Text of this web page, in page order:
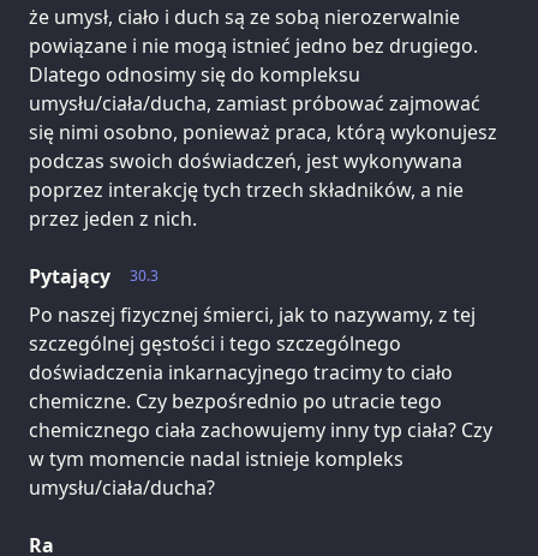
że umysł, ciało i duch są ze sobą nierozerwalnie
powiązane i nie mogą istnieć jedno bez drugiego.
Dlatego odnosimy się do kompleksu
umysłu/ciała/ducha, zamiast próbować zajmować
się nimi osobno, ponieważ praca, którą wykonujesz
podczas swoich doświadczeń, jest wykonywana
poprzez interakcję tych trzech składników, a nie
przez jeden z nich.
30.3
Pytający
Po naszej fizycznej śmierci, jak to nazywamy, z tej
szczególnej gęstości i tego szczególnego
doświadczenia inkarnacyjnego tracimy to ciało
chemiczne. Czy bezpośrednio po utracie tego
chemicznego ciała zachowujemy inny typ ciała? Czy
w tym momencie nadal istnieje kompleks
umysłu/ciała/ducha?
Ra